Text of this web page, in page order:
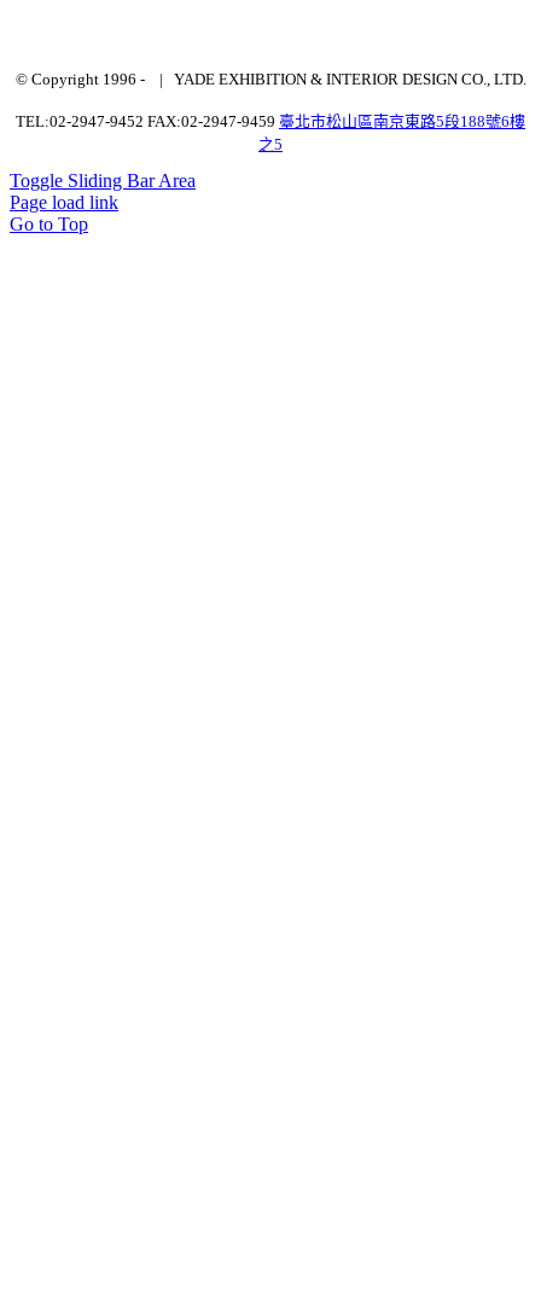
© Copyright 1996 - | YADE EXHIBITION & INTERIOR DESIGN CO., LTD.
TEL:02-2947-9452 FAX:02-2947-9459 臺北市松山區南京東路5段188號6樓
之5
Toggle Sliding Bar Area
Page load link
Go to Top